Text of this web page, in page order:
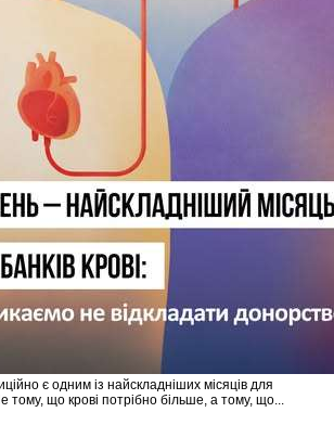
є одним із найскладніших місяців для
тому, що крові потрібно більше, а тому, що...